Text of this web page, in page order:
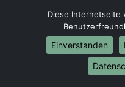
Umzug von Freiburg
Umzug von Freiburg
Umzug von Freiburg
Umzug von Freiburg
Diese Internetseite
Einverstanden